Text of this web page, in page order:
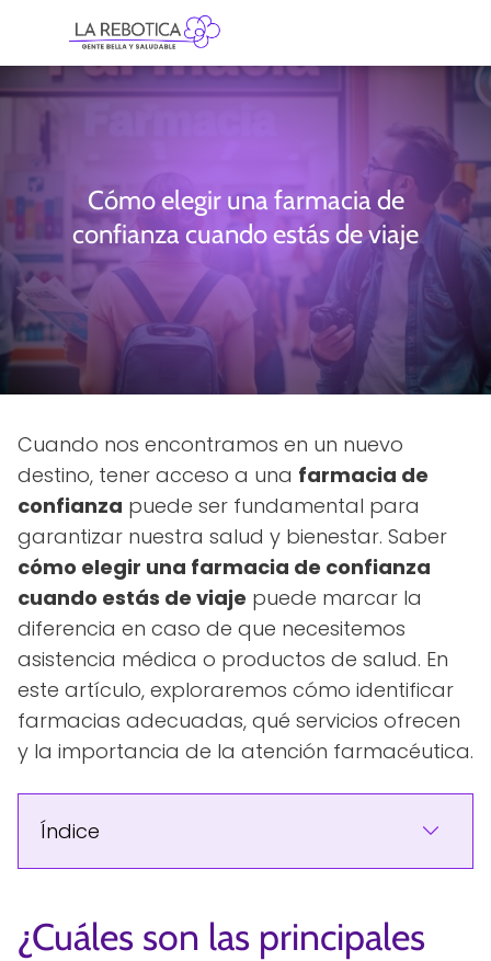
Cómo elegir una farmacia de
confianza cuando estás de viaje
Cuando nos encontramos en un nuevo
destino, tener acceso a una farmacia de
confianza puede ser fundamental para
garantizar nuestra salud y bienestar. Saber
cómo elegir una farmacia de confianza
cuando estás de viaje puede marcar la
diferencia en caso de que necesitemos
asistencia médica o productos de salud. En
este artículo, exploraremos cómo identificar
farmacias adecuadas, qué servicios ofrecen
y la importancia de la atención farmacéutica.
Índice
¿Cuáles son las principales